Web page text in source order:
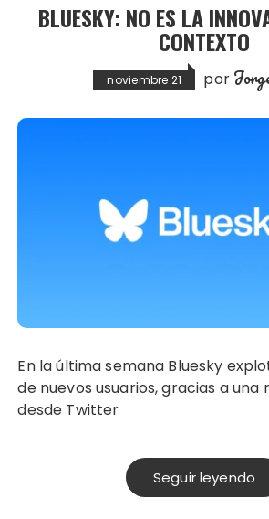
BLUESKY: NO ES LA
CONTEXTO
noviembre 21 por
En la última semana Bluesky explotó en cantidad
de nuevos usuarios, gracias a una
desde Twitter
Seguir leyendo